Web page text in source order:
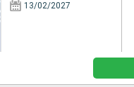
13/02/2027